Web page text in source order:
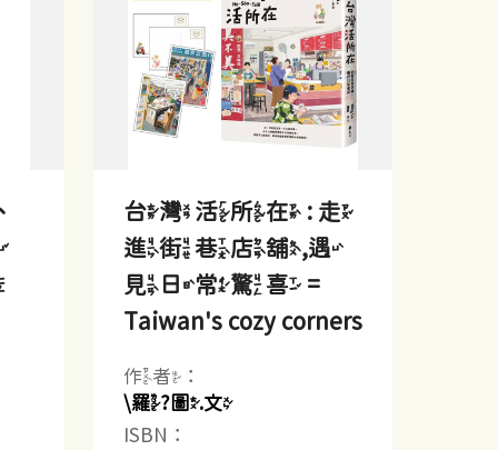
台灣活所在 : 走
進街巷店舖,遇
見日常驚喜 =
Taiwan's cozy corners
作者：
\羅?圖.文
ISBN：